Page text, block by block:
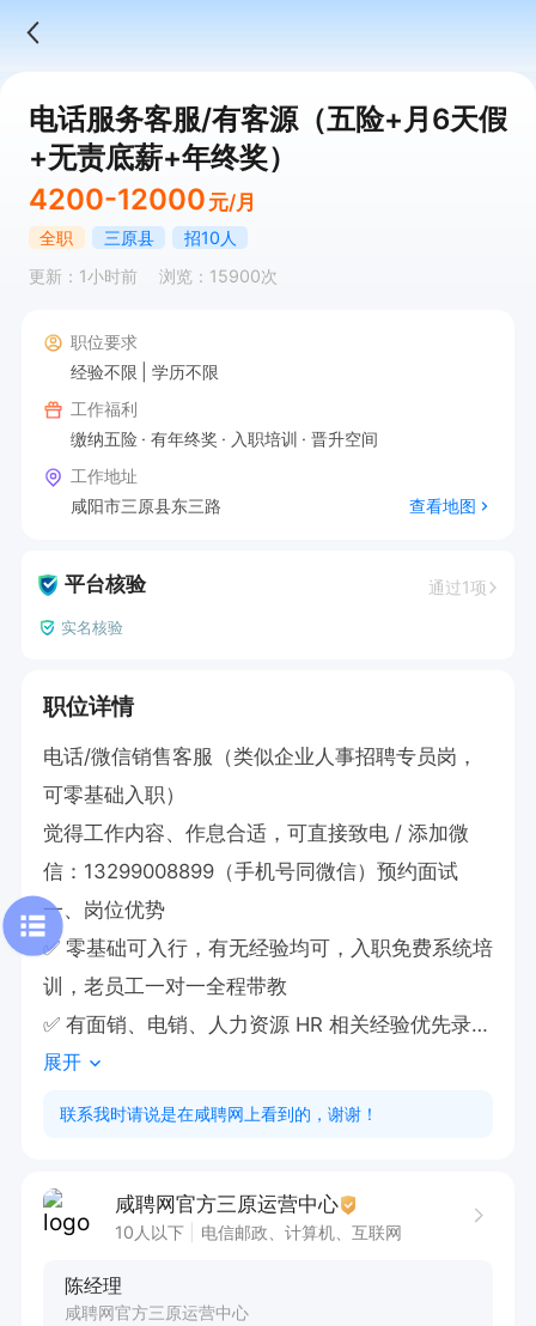
电话服务客服/有客源（五险+月6天假
+无责底薪+年终奖）
4200-12000 元/月
全职 三原县
招10人
更新：1小时前
浏览：15900次
职位要求
经验不限
学历不限
工作福利
缴纳五险
有年终奖 入职培训
晋升空间
工作地址
咸阳市三原县东三路
查看地图
平台核验 通过1项
实名核验
职位详情
电话/微信销售客服（类似企业人事招聘专员岗，
可零基础入职）
觉得工作内容、作息合适，可直接致电 / 添加微
信：13299008899（手机号同微信）预约面试
一、岗位优势
✅ 零基础可入行，有无经验均可，入职免费系统培
训，老员工一对一全程带教
✅ 有面销、电销、人力资源 HR 相关经验优先录用
✅ 收入没有上线，越做越吃香，长期稳定增收
二、薪资详情
利
入职满一年综合月薪可达 8000 元左右
展开
联系我时请说是在咸聘网上看到的，谢谢！
咸聘网官方三原运营中心
10人以下 电信邮政、计算机、互联网
陈经理
咸聘网官方三原运营中心